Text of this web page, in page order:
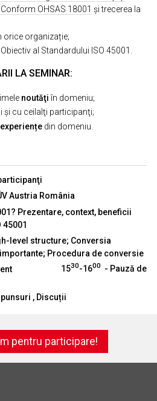
OHSAS 18001 și trecerea la
orice organizație;
al Standardului ISO 45001.
LA SEMINAR:
noutăţiîn domeniu;
şi cu ceilalţi participanţi;
experiențedin domeniu.
Austria România
Prezentare, context, beneficii
level structure; Conversia
Procedura de conversie
1530-1600 - Pauză de
, Discuții
pentru participare!